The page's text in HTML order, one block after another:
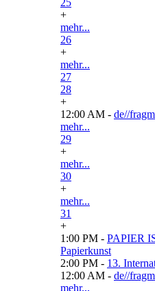
25
+
mehr...
26
+
mehr...
27
28
+
12:00 AM - de//
mehr...
29
+
mehr...
30
+
mehr...
31
+
1:00 PM - PAPIER
Papierkunst
2:00 PM - 13.
12:00 AM - de//
mehr...